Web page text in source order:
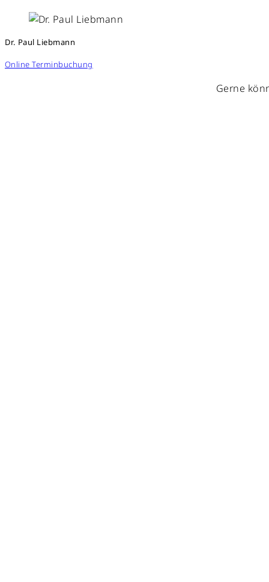
Dr. Paul Liebmann
Online Terminbuchung
Gerne